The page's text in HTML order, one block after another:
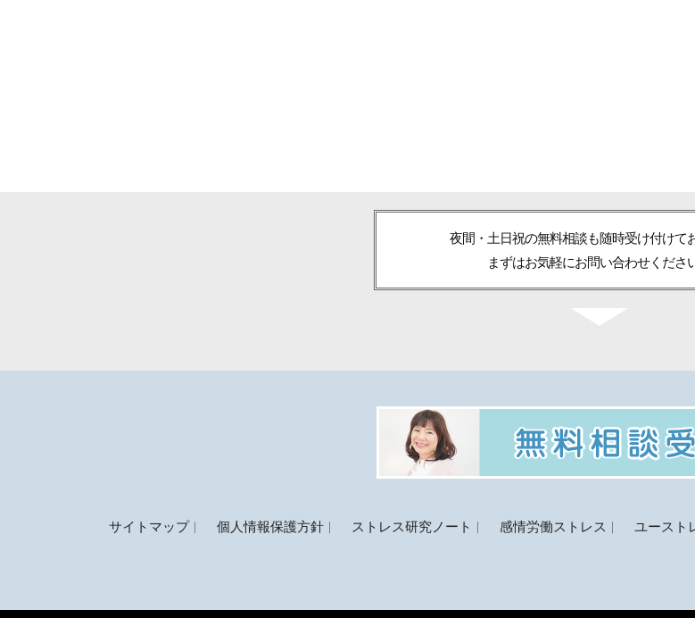
夜間・土日祝の無料相談も随時受け付けて
まずはお気軽にお問い合わせください
サイトマップ 個人情報保護方針 ストレス研究ノート 感情労働ストレス ユースト